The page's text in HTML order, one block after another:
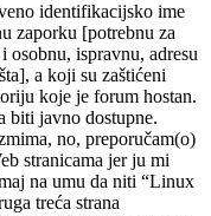
identifikacijsko ime
zaporku [potrebnu za
ispravnu, adresu
a koji su zaštićeni
koje je forum hostan.
biti javno dostupne.
no, preporučam(o)
stranicama jer ju mi
na umu da niti “Linux
treća strana